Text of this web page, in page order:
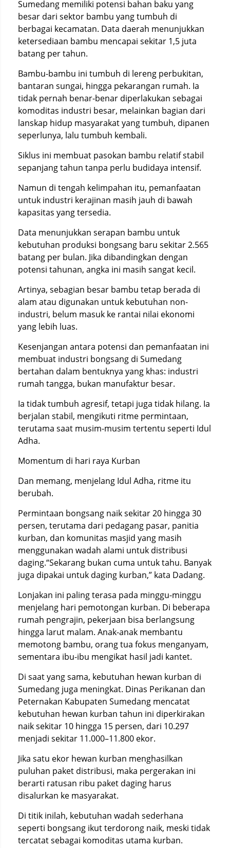
Sumedang memiliki potensi bahan baku yang
besar dari sektor bambu yang tumbuh di
berbagai kecamatan. Data daerah menunjukkan
ketersediaan bambu mencapai sekitar 1,5 juta
batang per tahun.
Bambu-bambu ini tumbuh di lereng perbukitan,
bantaran sungai, hingga pekarangan rumah. Ia
tidak pernah benar-benar diperlakukan sebagai
komoditas industri besar, melainkan bagian dari
lanskap hidup masyarakat yang tumbuh, dipanen
seperlunya, lalu tumbuh kembali.
Siklus ini membuat pasokan bambu relatif stabil
sepanjang tahun tanpa perlu budidaya intensif.
Namun di tengah kelimpahan itu, pemanfaatan
untuk industri kerajinan masih jauh di bawah
kapasitas yang tersedia.
Data menunjukkan serapan bambu untuk
kebutuhan produksi bongsang baru sekitar 2.565
batang per bulan. Jika dibandingkan dengan
potensi tahunan, angka ini masih sangat kecil.
Artinya, sebagian besar bambu tetap berada di
alam atau digunakan untuk kebutuhan non-
industri, belum masuk ke rantai nilai ekonomi
yang lebih luas.
Kesenjangan antara potensi dan pemanfaatan ini
membuat industri bongsang di Sumedang
bertahan dalam bentuknya yang khas: industri
rumah tangga, bukan manufaktur besar.
Ia tidak tumbuh agresif, tetapi juga tidak hilang. Ia
berjalan stabil, mengikuti ritme permintaan,
terutama saat musim-musim tertentu seperti Idul
Adha.
Momentum di hari raya Kurban
Dan memang, menjelang Idul Adha, ritme itu
berubah.
Permintaan bongsang naik sekitar 20 hingga 30
persen, terutama dari pedagang pasar, panitia
kurban, dan komunitas masjid yang masih
menggunakan wadah alami untuk distribusi
daging.“Sekarang bukan cuma untuk tahu. Banyak
juga dipakai untuk daging kurban,” kata Dadang.
Lonjakan ini paling terasa pada minggu-minggu
menjelang hari pemotongan kurban. Di beberapa
rumah pengrajin, pekerjaan bisa berlangsung
hingga larut malam. Anak-anak membantu
memotong bambu, orang tua fokus menganyam,
sementara ibu-ibu mengikat hasil jadi kantet.
Di saat yang sama, kebutuhan hewan kurban di
Sumedang juga meningkat. Dinas Perikanan dan
Peternakan Kabupaten Sumedang mencatat
kebutuhan hewan kurban tahun ini diperkirakan
naik sekitar 10 hingga 15 persen, dari 10.297
menjadi sekitar 11.000–11.800 ekor.
Jika satu ekor hewan kurban menghasilkan
puluhan paket distribusi, maka pergerakan ini
berarti ratusan ribu paket daging harus
disalurkan ke masyarakat.
Di titik inilah, kebutuhan wadah sederhana
seperti bongsang ikut terdorong naik, meski tidak
tercatat sebagai komoditas utama kurban.